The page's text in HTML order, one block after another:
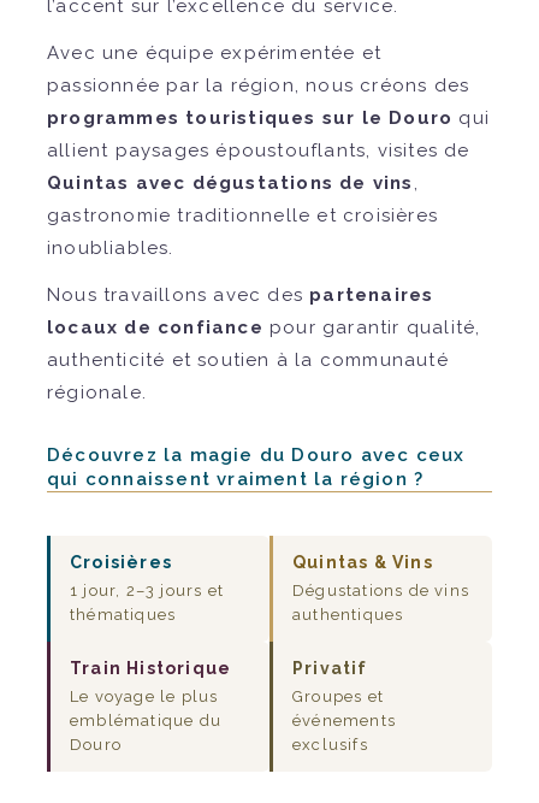
l’accent sur l’excellence du service.
Avec une équipe expérimentée et
passionnée par la région, nous créons des
programmes touristiques sur le Douro qui
allient paysages époustouflants, visites de
Quintas avec dégustations de vins ,
gastronomie traditionnelle et croisières
inoubliables.
Nous travaillons avec des partenaires
locaux de confiance pour garantir qualité,
authenticité et soutien à la communauté
régionale.
Découvrez la magie du Douro avec ceux
qui connaissent vraiment la région ?
Croisières
1 jour, 2–3 jours et
thématiques
Quintas & Vins
Dégustations de vins
authentiques
Train Historique
Le voyage le plus
emblématique du
Douro
Privatif
Groupes et
événements
exclusifs